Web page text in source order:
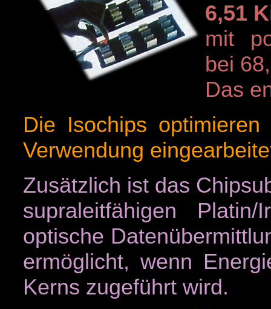
6,51
mit
bei
Das
Die Isochips
Verwendung
Zusätzlich ist das
supraleitfähigen
optische
ermöglicht, wenn
Kerns zugeführt wird.